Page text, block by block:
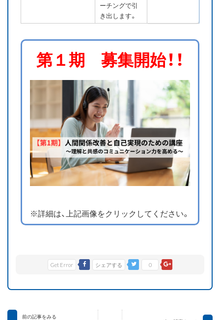
ーチングで引
き出します。
第１期 募集開始！！
※詳細は、上記画像をクリックしてください。
Get Error シェアする 0
前の記事をみる